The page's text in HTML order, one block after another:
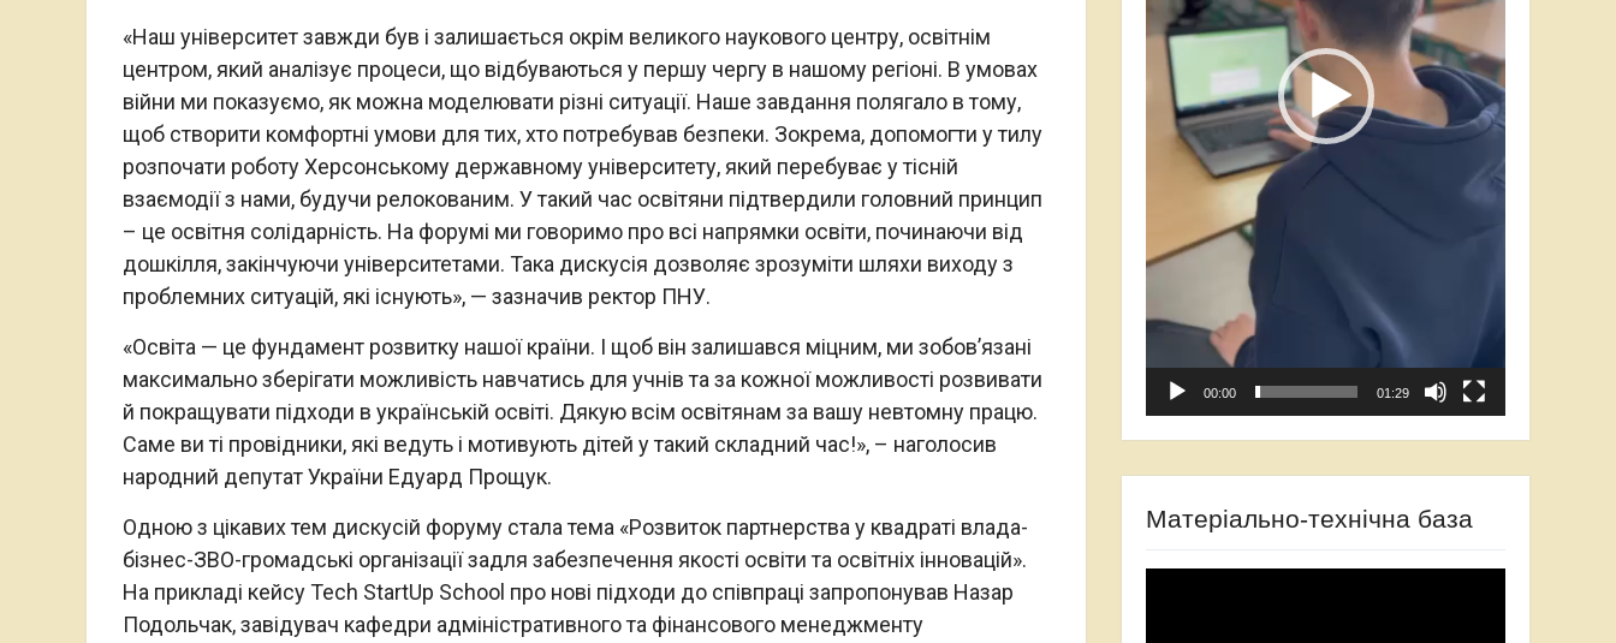
«Наш університет завжди був і залишається окрім великого наукового центру, освітнім
центром, який аналізує процеси, що відбуваються у першу чергу в нашому регіоні. В умовах
війни ми показуємо, як можна моделювати різні ситуації. Наше завдання полягало в тому,
щоб створити комфортні умови для тих, хто потребував безпеки. Зокрема, допомогти у тилу
розпочати роботу Херсонському державному університету, який перебуває у тісній
взаємодії з нами, будучи релокованим. У такий час освітяни підтвердили головний принцип
– це освітня солідарність. На форумі ми говоримо про всі напрямки освіти, починаючи від
дошкілля, закінчуючи університетами. Така дискусія дозволяє зрозуміти шляхи виходу з
проблемних ситуацій, які існують», — зазначив ректор ПНУ.
«Освіта — це фундамент розвитку нашої країни. І щоб він залишався міцним, ми зобовʼязані
максимально зберігати можливість навчатись для учнів та за кожної можливості розвивати
й покращувати підходи в українській освіті. Дякую всім освітянам за вашу невтомну працю.
Саме ви ті провідники, які ведуть і мотивують дітей у такий складний час!», – наголосив
народний депутат України Едуард Прощук.
Одною з цікавих тем дискусій форуму стала тема «Розвиток партнерства у квадраті влада-
бізнес-ЗВО-громадські організації задля забезпечення якості освіти та освітніх інновацій».
На прикладі кейсу Tech StartUp School про нові підходи до співпраці запропонував Назар
Подольчак, завідувач кафедри адміністративного та фінансового менеджменту
00:00 01:29
Матеріально-технічна база